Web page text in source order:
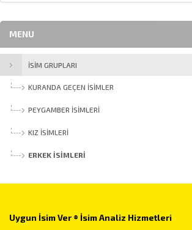
MENU
İSİM GRUPLARI
KURANDA GEÇEN İSIMLER
PEYGAMBER İSIMLERI
KIZ İSIMLERI
ERKEK İSIMLERI
Uygun İsim Ver ® İsim Analiz Hizmetleri